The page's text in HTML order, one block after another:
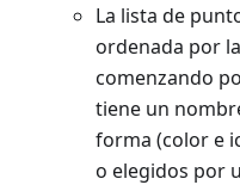
La lista de
ordenada por
comenzando
tiene un
forma (color e
o elegidos por